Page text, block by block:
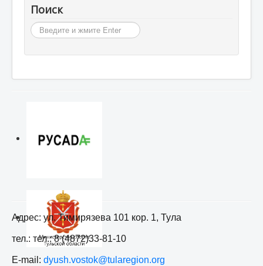
Поиск
Искать...
Адрес: ул. Тимирязева 101 кор. 1, Тула
тел.: тел.: 8 (4872)33-81-10
E-mail: dyush.vostok@tularegion.org